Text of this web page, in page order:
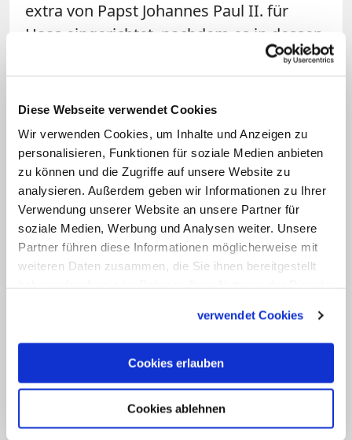
Diese Webseite verwendet Cookies
Wir verwenden Cookies, um Inhalte und Anzeigen zu
personalisieren, Funktionen für soziale Medien anbieten
zu können und die Zugriffe auf unsere Website zu
analysieren. Außerdem geben wir Informationen zu Ihrer
Verwendung unserer Website an unsere Partner für
soziale Medien, Werbung und Analysen weiter. Unsere
Partner führen diese Informationen möglicherweise mit
weiteren Daten zusammen, die Sie ihnen bereitgestellt
verwendet Cookies
Cookies erlauben
Cookies ablehnen
extra von Papst Johannes Paul II. für
Haas eingerichtet, nachdem es in dessen
vorherigem Bistum Chur (Schweiz)
seinen konservativen Kurs und
Führungsstil gegeben hatte. Auch in
Vaduz gab es immer wieder Spannungen.
Seit Haas' Emeritierung amtiert dort der
Bischof der österreichischen
Nachbardiözese Feldkirch,Benno Elbs,
als Apostolischer Administrator. (KNA)